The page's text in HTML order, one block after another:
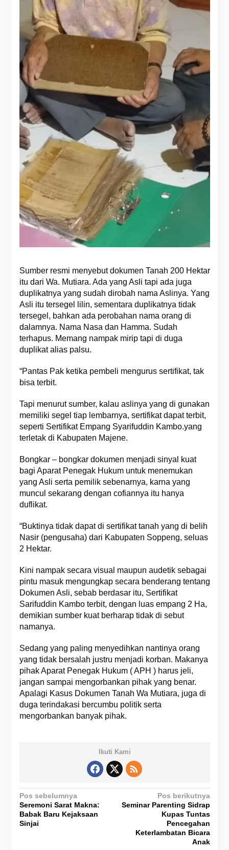
Sumber resmi menyebut dokumen Tanah 200 Hektar
itu dari Wa. Mutiara. Ada yang Asli tapi ada juga
duplikatnya yang sudah dirobah nama Aslinya. Yang
Asli itu tersegel lilin, sementara duplikatnya tidak
tersegel, bahkan ada perobahan nama orang di
dalamnya. Nama Nasa dan Hamma. Sudah
terhapus. Memang nampak mirip tapi di duga
duplikat alias palsu.
“Pantas Pak ketika pembeli mengurus sertifikat, tak
bisa terbit.
Tapi menurut sumber, kalau aslinya yang di gunakan
memiliki segel tiap lembarnya, sertifikat dapat terbit,
seperti Sertifikat Empang Syarifuddin Kambo.yang
terletak di Kabupaten Majene.
Bongkar – bongkar dokumen menjadi sinyal kuat
bagi Aparat Penegak Hukum untuk menemukan
yang Asli serta pemilik sebenarnya, karna yang
muncul sekarang dengan cofiannya itu hanya
duflikat.
“Buktinya tidak dapat di sertifikat tanah yang di belih
Nasir (pengusaha) dari Kabupaten Soppeng, seluas
2 Hektar.
Kini nampak secara visual maupun audetik sebagai
pintu masuk mengungkap secara benderang tentang
Dokumen Asli, sebab berdasar itu, Sertifikat
Sarifuddin Kambo terbit, dengan luas empang 2 Ha,
demikian sumber kuat berharap tidak di sebut
namanya.
Sedang yang paling menyedihkan nantinya orang
yang tidak bersalah justru menjadi korban. Makanya
pihak Aparat Penegak Hukum ( APH ) harus jeli,
jangan sampai mengorbankan pihak yang benar.
Apalagi Kasus Dokumen Tanah Wa Mutiara, juga di
duga terindakasi bercumbu politik serta
mengorbankan banyak pihak.
Ikuti Kami
N
a
v
Pos sebelumnya
Seremoni Sarat Makna:
Babak Baru Kejaksaan
Sinjai
Pos berikutnya
Seminar Parenting Sidrap
Kupas Tuntas
Pencegahan
Keterlambatan Bicara
Anak